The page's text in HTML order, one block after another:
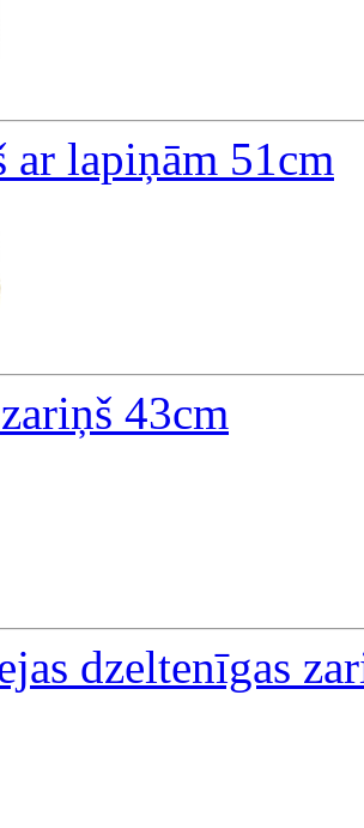
ar lapiņām 51cm
43cm
dzeltenīgas